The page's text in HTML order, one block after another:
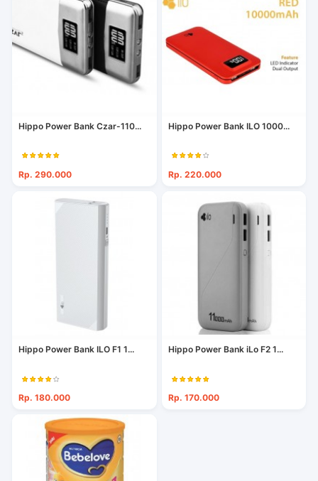
Hippo Power Bank Czar-110...
Rp. 290.000
Hippo Power Bank ILO 1000...
Rp. 220.000
Hippo Power Bank ILO F1 1...
Rp. 180.000
Hippo Power Bank iLo F2 1...
Rp. 170.000